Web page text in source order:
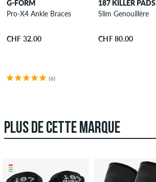
G-FORM
Pro-X4 Ankle Braces
CHF 32.00
(6)
187 KILLER PADS
Slim Genouillère
CHF 80.00
PLUS DE CETTE MARQUE